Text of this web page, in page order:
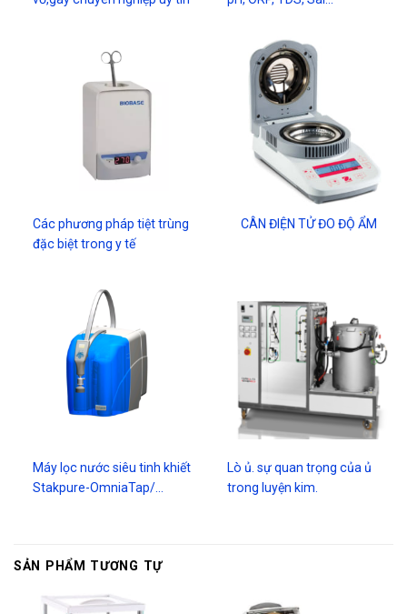
Các phương pháp tiệt trùng
đặc biệt trong y tế
CÂN ĐIỆN TỬ ĐO ĐỘ ẨM
Máy lọc nước siêu tinh khiết
Stakpure-OmniaTap/…
Lò ủ. sự quan trọng của ủ
trong luyện kim.
SẢN PHẨM TƯƠNG TỰ